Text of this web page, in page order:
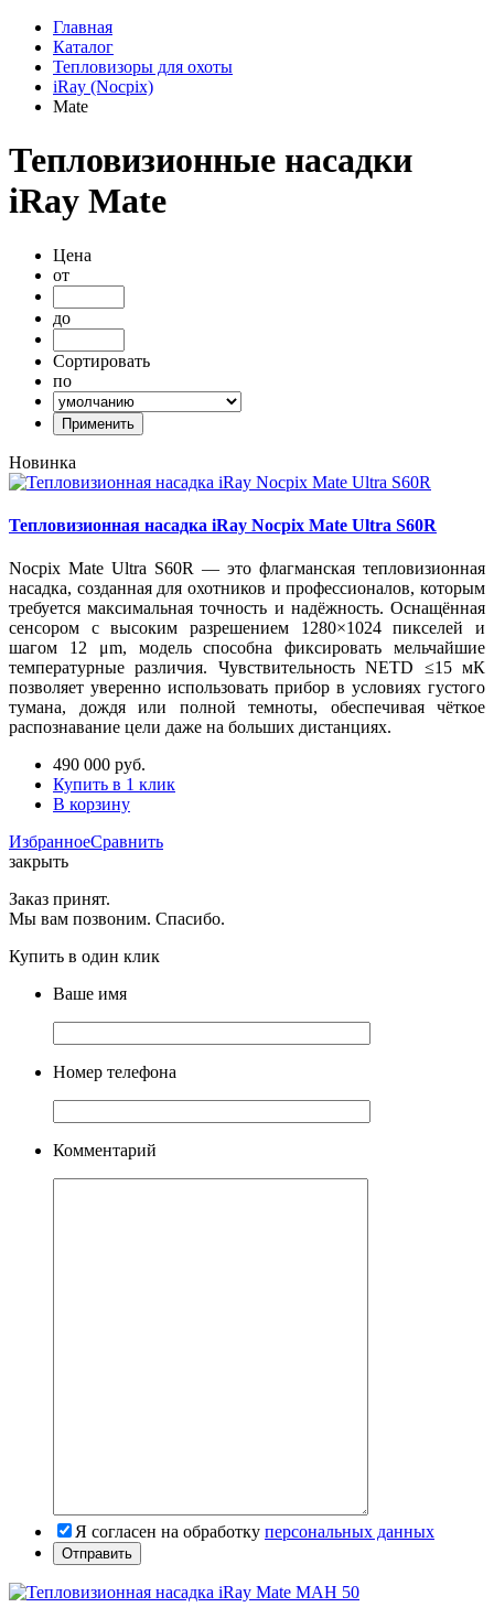
Главная
Каталог
Тепловизоры для охоты
iRay (Nocpix)
Mate
Тепловизионные насадки
iRay Mate
Цена
от
до
Сортировать
по
Новинка
Тепловизионная насадка iRay Nocpix Mate Ultra S60R
Nocpix Mate Ultra S60R — это флагманская тепловизионная
насадка, созданная для охотников и профессионалов, которым
требуется максимальная точность и надёжность. Оснащённая
сенсором с высоким разрешением 1280×1024 пикселей и
шагом 12 μm, модель способна фиксировать мельчайшие
температурные различия. Чувствительность NETD ≤15 мК
позволяет уверенно использовать прибор в условиях густого
тумана, дождя или полной темноты, обеспечивая чёткое
распознавание цели даже на больших дистанциях.
490 000 руб.
Купить в 1 клик
В корзину
ИзбранноеСравнить
закрыть
Заказ принят.
Мы вам позвоним. Спасибо.
Купить в один клик
Ваше имя
Номер телефона
Комментарий
Я согласен на обработку персональных данных